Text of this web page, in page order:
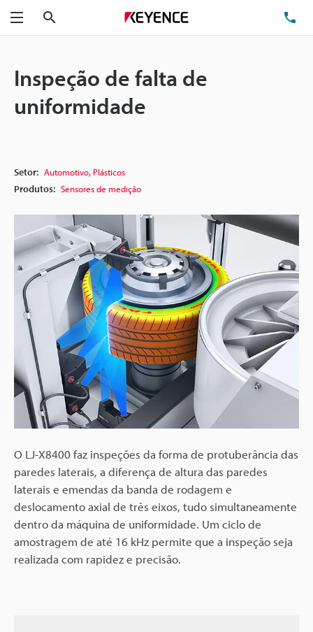
Menu
Inspeção de falta de
uniformidade
Setor: Automotivo, Plásticos
Produtos: Sensores de medição
O LJ-X8400 faz inspeções da forma de protuberância das
paredes laterais, a diferença de altura das paredes
laterais e emendas da banda de rodagem e
deslocamento axial de três eixos, tudo simultaneamente
dentro da máquina de uniformidade. Um ciclo de
amostragem de até 16 kHz permite que a inspeção seja
realizada com rapidez e precisão.